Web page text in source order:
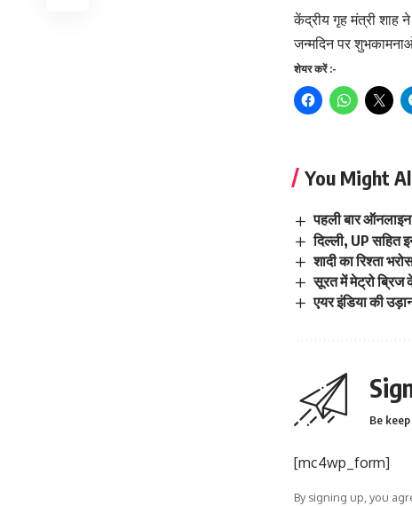
केंद्रीय गृह मंत्री शाह
जन्मदिन पर
शेयर करें :-
You Might
पहली बार ऑनलाइन
दिल्ली, UP सहित
शादी का रिश्ता
सूरत में मेट्रो ब्रिज
एयर इंडिया की
Be
[mc4wp_form]
By signing up, you